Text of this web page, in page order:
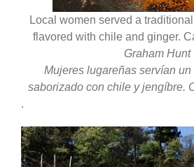
Local women served a traditional
flavored with chile and ginger.
Graham Hunt
Mujeres lugareñas servían
saborizado con chile y jengíbre.
.